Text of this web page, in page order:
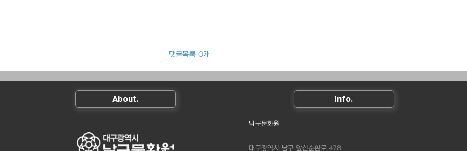
댓글목록 0개
About. Info.
남구문화원
대구광역시 남구 앞산순환로 478